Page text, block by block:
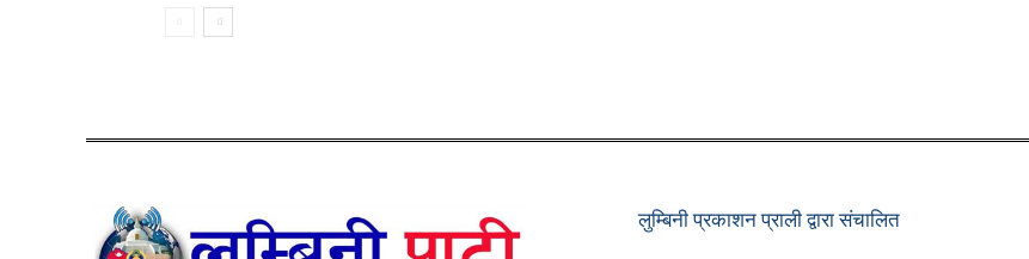
लुम्बिनी प्रकाशन प्राली द्वारा संचालित